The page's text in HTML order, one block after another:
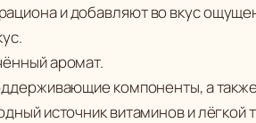
и добавляют во вкус
аромат.
компоненты, а
источник витаминов и лёгкой